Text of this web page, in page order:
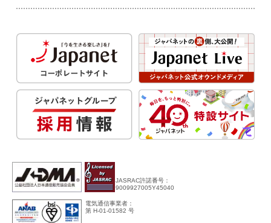
JASRAC許諾番号：
9009927005Y45040
電気通信事業者：
第 H-01-01582 号